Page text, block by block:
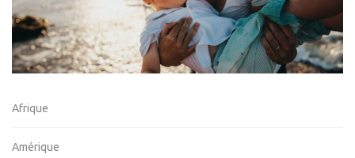
Afrique
Amérique